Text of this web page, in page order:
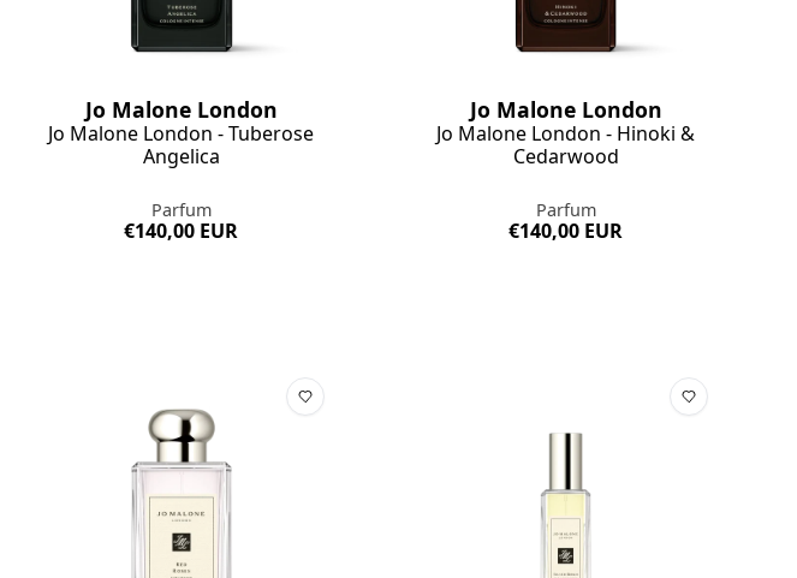
Jo Malone London
Jo Malone London - Tuberose
Angelica
Parfum
€140,00 EUR
Jo Malone London
Jo Malone London - Hinoki &
Cedarwood
Parfum
€140,00 EUR